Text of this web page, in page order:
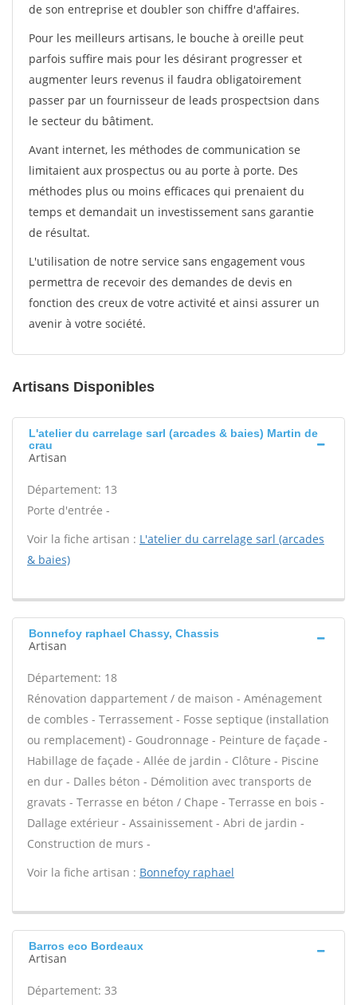
de son entreprise et doubler son chiffre d'affaires.
Pour les meilleurs artisans, le bouche à oreille peut
parfois suffire mais pour les désirant progresser et
augmenter leurs revenus il faudra obligatoirement
passer par un fournisseur de leads prospectsion dans
le secteur du bâtiment.
Avant internet, les méthodes de communication se
limitaient aux prospectus ou au porte à porte. Des
méthodes plus ou moins efficaces qui prenaient du
temps et demandait un investissement sans garantie
de résultat.
L'utilisation de notre service sans engagement vous
permettra de recevoir des demandes de devis en
fonction des creux de votre activité et ainsi assurer un
avenir à votre société.
Artisans Disponibles
L'atelier du carrelage sarl (arcades & baies) Martin de
crau
Artisan
Département: 13
Porte d'entrée -
Voir la fiche artisan : L'atelier du carrelage sarl (arcades
& baies)
Bonnefoy raphael Chassy, Chassis
Artisan
Département: 18
Rénovation dappartement / de maison - Aménagement
de combles - Terrassement - Fosse septique (installation
ou remplacement) - Goudronnage - Peinture de façade -
Habillage de façade - Allée de jardin - Clôture - Piscine
en dur - Dalles béton - Démolition avec transports de
gravats - Terrasse en béton / Chape - Terrasse en bois -
Dallage extérieur - Assainissement - Abri de jardin -
Construction de murs -
Voir la fiche artisan : Bonnefoy raphael
Barros eco Bordeaux
Artisan
Département: 33